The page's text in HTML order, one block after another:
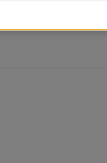
beräkningar för ditt hus
fönster.